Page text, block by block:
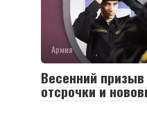
Армия
Весенний
отсрочки и